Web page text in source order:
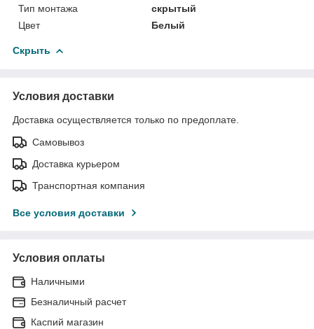
Тип монтажа
скрытый
Цвет
Белый
Скрыть
Условия доставки
Доставка осуществляется только по предоплате.
Самовывоз
Доставка курьером
Транспортная компания
Все условия доставки
Условия оплаты
Наличными
Безналичный расчет
Каспий магазин